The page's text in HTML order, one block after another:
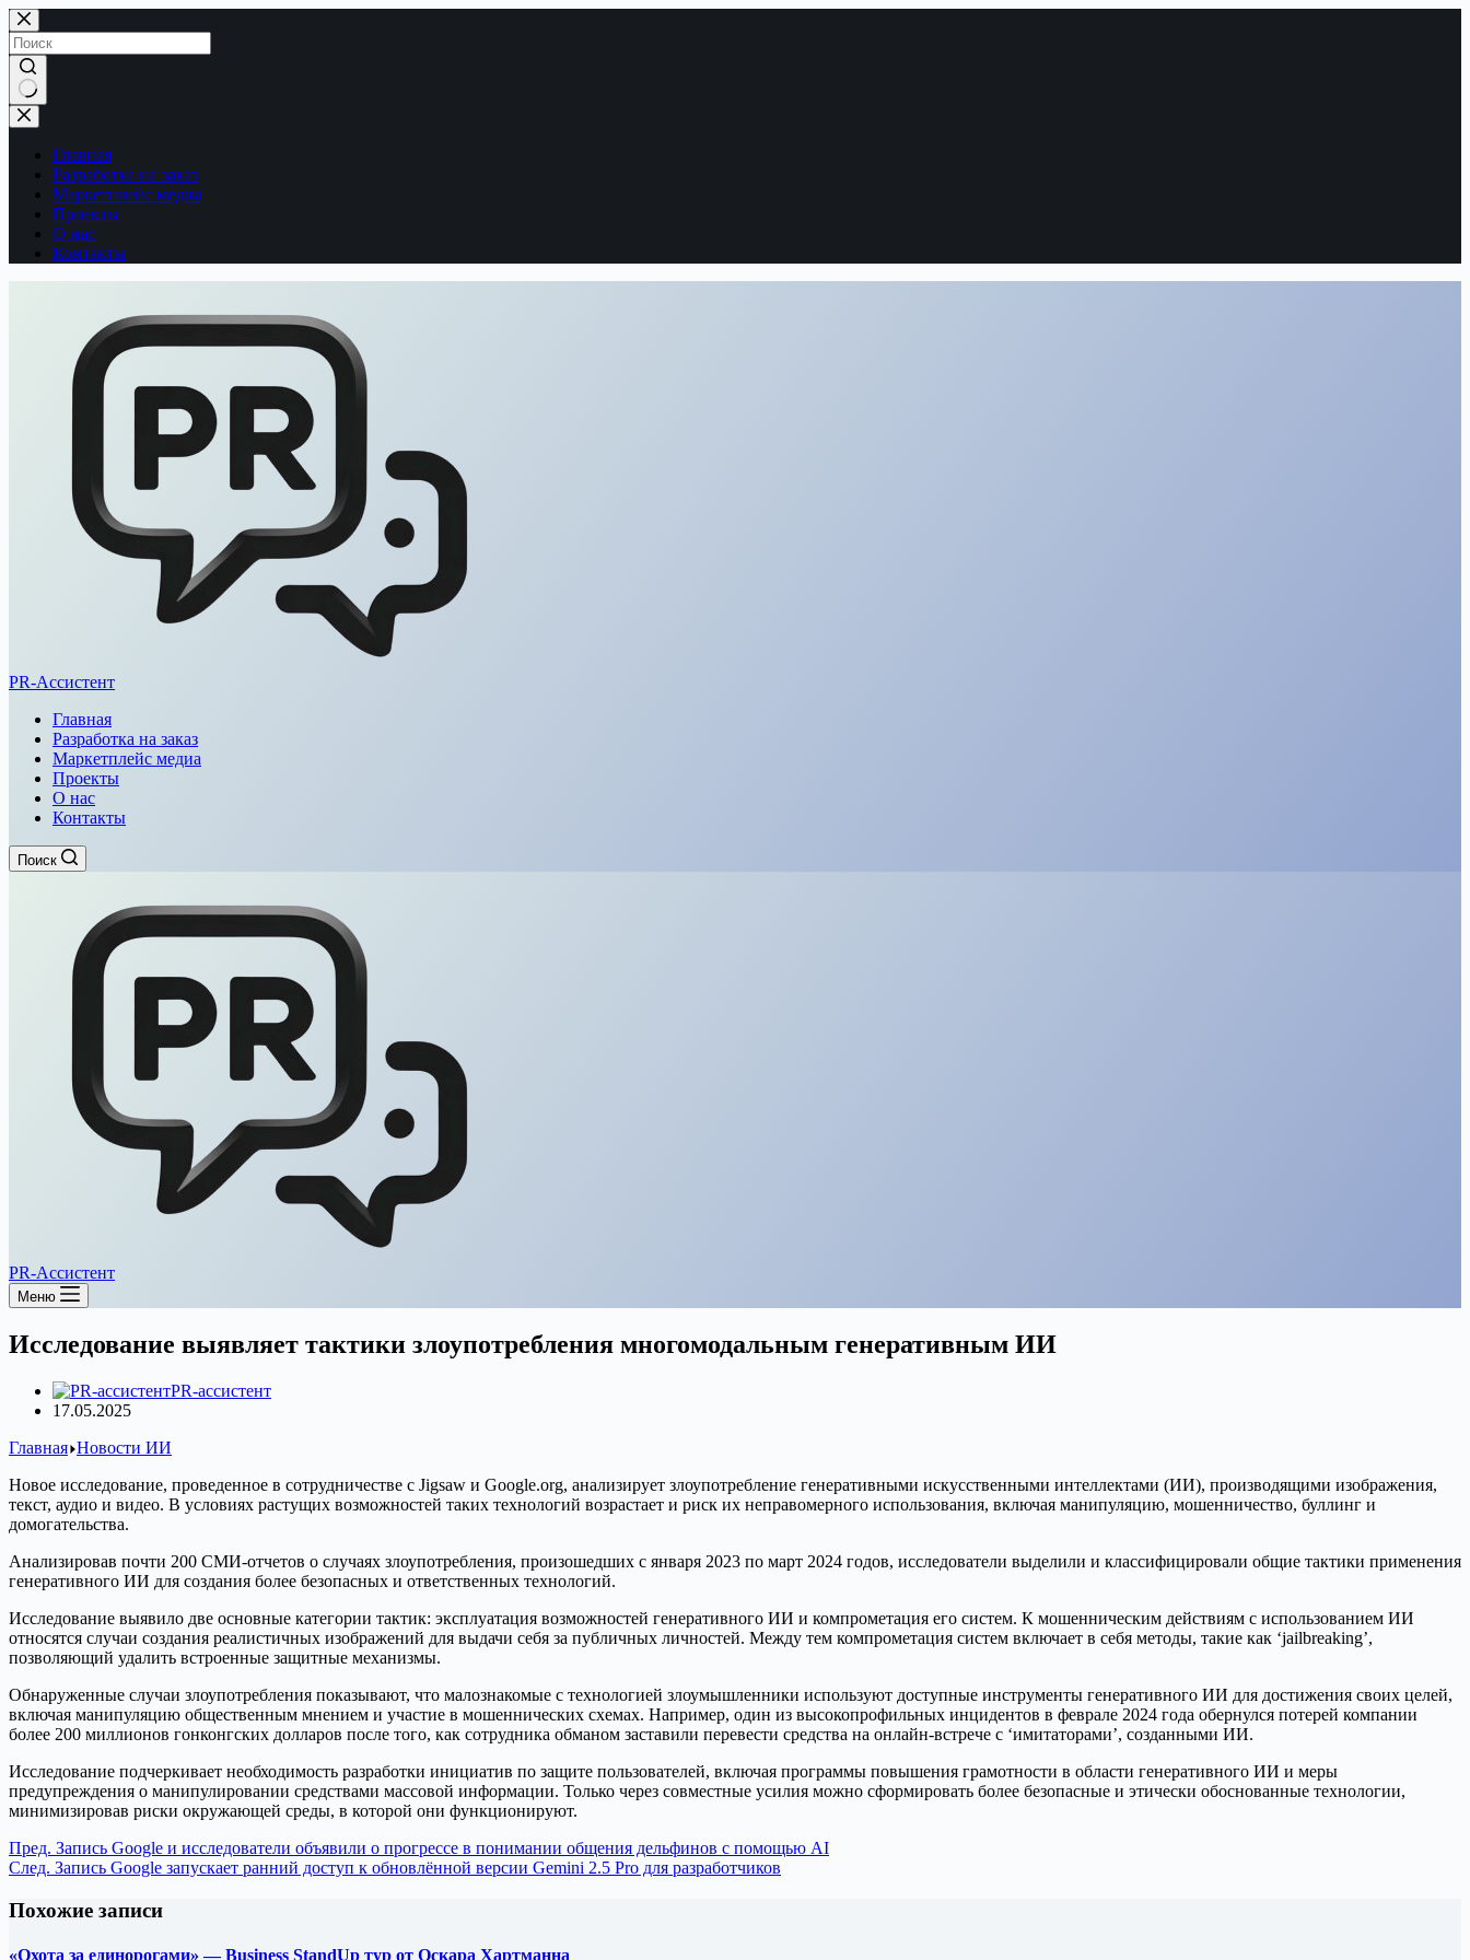
Перейти
к
сути
Ничего
не
найденоГлавная
Разработка на заказ
Маркетплейс медиа
Проекты
О нас
Контакты
PR-Ассистент
Главная
Разработка на заказ
Маркетплейс медиа
Проекты
О нас
Контакты
Поиск
PR-Ассистент
Меню
Исследование выявляет тактики злоупотребления многомодальным генеративным ИИ
PR-ассистент
17.05.2025
Главная Новости ИИ
Новое исследование, проведенное в сотрудничестве с Jigsaw и Google.org, анализирует злоупотребление генеративными искусственными интеллектами (ИИ), производящими изображения,
текст, аудио и видео. В условиях растущих возможностей таких технологий возрастает и риск их неправомерного использования, включая манипуляцию, мошенничество, буллинг и
домогательства.
Анализировав почти 200 СМИ-отчетов о случаях злоупотребления, произошедших с января 2023 по март 2024 годов, исследователи выделили и классифицировали общие тактики применения
генеративного ИИ для создания более безопасных и ответственных технологий.
Исследование выявило две основные категории тактик: эксплуатация возможностей генеративного ИИ и компрометация его систем. К мошенническим действиям с использованием ИИ
относятся случаи создания реалистичных изображений для выдачи себя за публичных личностей. Между тем компрометация систем включает в себя методы, такие как ‘jailbreaking’,
позволяющий удалить встроенные защитные механизмы.
Обнаруженные случаи злоупотребления показывают, что малознакомые с технологией злоумышленники используют доступные инструменты генеративного ИИ для достижения своих целей,
включая манипуляцию общественным мнением и участие в мошеннических схемах. Например, один из высокопрофильных инцидентов в феврале 2024 года обернулся потерей компании
более 200 миллионов гонконгских долларов после того, как сотрудника обманом заставили перевести средства на онлайн-встрече с ‘имитаторами’, созданными ИИ.
Исследование подчеркивает необходимость разработки инициатив по защите пользователей, включая программы повышения грамотности в области генеративного ИИ и меры
предупреждения о манипулировании средствами массовой информации. Только через совместные усилия можно сформировать более безопасные и этически обоснованные технологии,
минимизировав риски окружающей среды, в которой они функционируют.
Пред. Запись Google и исследователи объявили о прогрессе в понимании общения дельфинов с помощью AI
След. Запись Google запускает ранний доступ к обновлённой версии Gemini 2.5 Pro для разработчиков
Похожие записи
«Охота за единорогами» — Business StandUp тур от Оскара Хартманна